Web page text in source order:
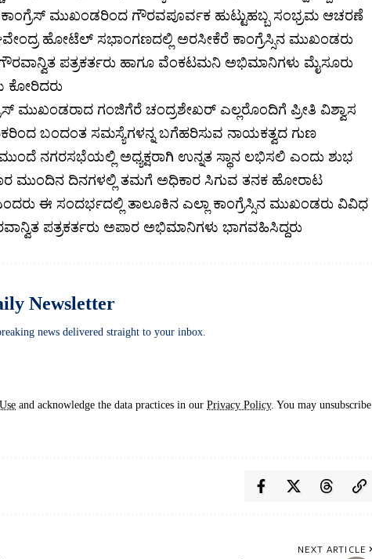
ಕಾಂಗ್ರೆಸ್ ಮುಖಂಡರಿಂದ ಗೌರವಪೂರ್ವಕ ಹುಟ್ಟುಹಬ್ಬ ಸಂಭ್ರಮ ಆಚರಣೆ
ಹೋಟೆಲ್ ಸಭಾಂಗಣದಲ್ಲಿ ಅರಸೀಕೆರೆ ಕಾಂಗ್ರೆಸ್ಸಿನ ಮುಖಂಡರು
ಪತ್ರಕರ್ತರು ಹಾಗೂ ವೆಂಕಟಮನಿ ಅಭಿಮಾನಿಗಳು ಮೈಸೂರು
ಕೋರಿದರು
ಮುಖಂಡರಾದ ಗಂಜಿಗೆರೆ ಚಂದ್ರಶೇಖರ್ ಎಲ್ಲರೊಂದಿಗೆ ಪ್ರೀತಿ ವಿಶ್ವಾಸ
ಬಂದಂತ ಸಮಸ್ಯೆಗಳನ್ನ ಬಗೆಹರಿಸುವ ನಾಯಕತ್ವದ ಗುಣ
ನಗರಸಭೆಯಲ್ಲಿ ಅಧ್ಯಕ್ಷರಾಗಿ ಉನ್ನತ ಸ್ಥಾನ ಲಭಿಸಲಿ ಎಂದು ಶುಭ
ಮುಂದಿನ ದಿನಗಳಲ್ಲಿ ತಮಗೆ ಅಧಿಕಾರ ಸಿಗುವ ತನಕ ಹೋರಾಟ
ಈ ಸಂದರ್ಭದಲ್ಲಿ ತಾಲೂಕಿನ ಎಲ್ಲಾ ಕಾಂಗ್ರೆಸ್ಸಿನ ಮುಖಂಡರು ವಿವಿಧ
ಪತ್ರಕರ್ತರು ಅಪಾರ ಅಭಿಮಾನಿಗಳು ಭಾಗವಹಿಸಿದ್ದರು
Newsletter
news delivered straight to your inbox.
and acknowledge the data practices in our Privacy Policy. You may unsubscribe
NEXT ARTICLE